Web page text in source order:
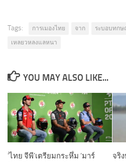
Tags: การเมองไทย จาก ระบอบทก
เหลยวหลงแลหนา
YOU MAY ALSO LIKE...
‘ไทย จีพี’เตรียมกระหึ่ม ‘มาร์
จริ